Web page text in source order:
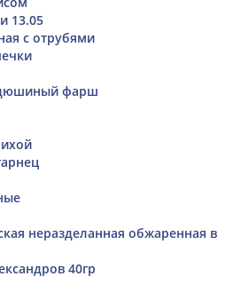
13.05
с отрубями
фарш
неразделанная обжаренная в
40гр